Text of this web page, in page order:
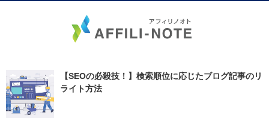
【SEOの必殺技！】検索順位に応じたブログ記事のリ
ライト方法